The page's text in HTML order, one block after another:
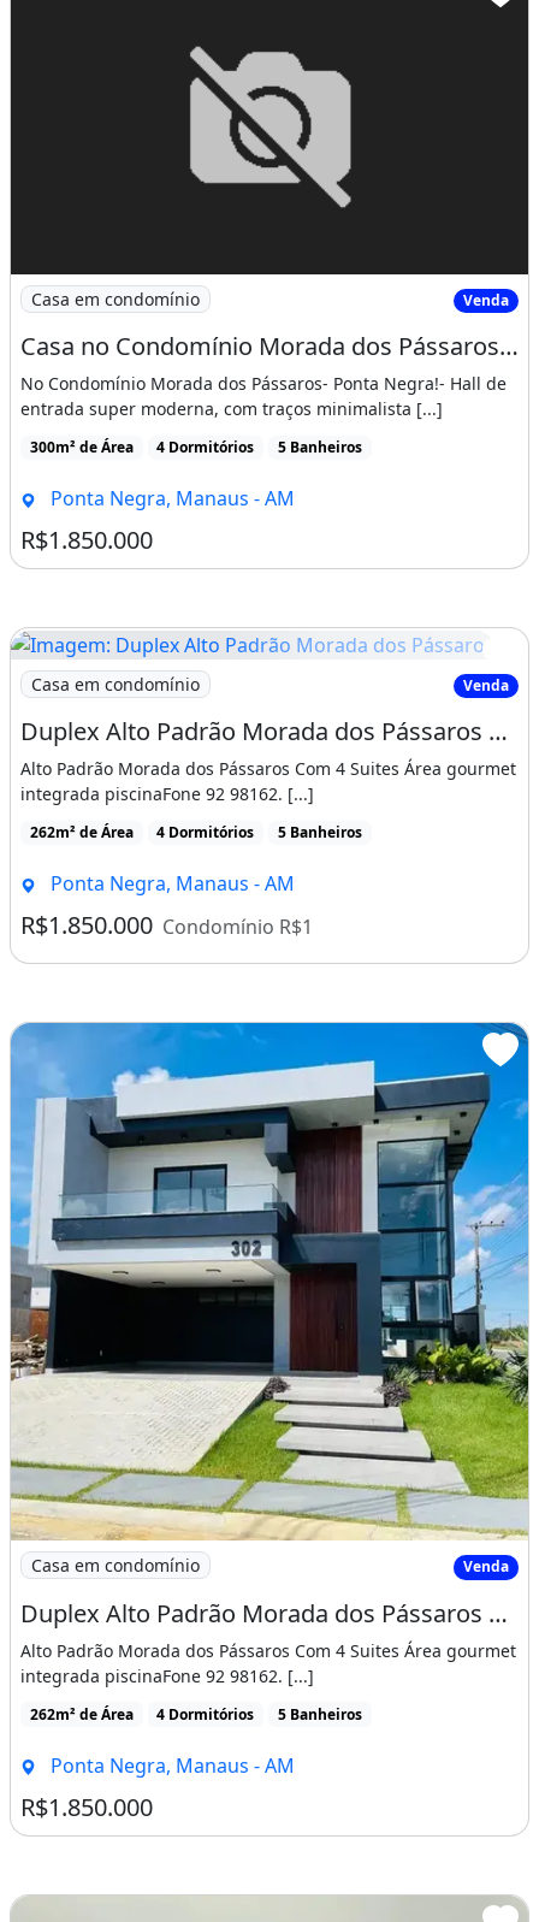
Porcelanato nobres nos banheiros e escadas;
Mansão pronta pra morar!
Um verdadeiro espetáculo!
Churrasqueira Guarda roupa
Varanda
Área de serviço
Imagem: Casa no Condomínio Morada dos Pássaros
Casa em condomínio Venda
Casa no Condomínio Morada dos Pássaros - 03 Suítes em Fino Acabamento
No Condomínio Morada dos Pássaros- Ponta Negra!- Hall de
entrada super moderna, com traços minimalista [...]
300m² de Área 4 Dormitórios 5 Banheiros
Ponta Negra, Manaus - AM
R$1.850.000
Imagem: Duplex Alto Padrão Morada dos Pássaros
Casa em condomínio Venda
Duplex Alto Padrão Morada dos Pássaros com 4 Suites
Alto Padrão Morada dos Pássaros Com 4 Suites Área gourmet
integrada piscinaFone 92 98162. [...]
262m² de Área 4 Dormitórios 5 Banheiros
Ponta Negra, Manaus - AM
R$1.850.000 Condomínio R$1
Imagem: Duplex Alto Padrão Morada dos Pássaros
Casa em condomínio Venda
Duplex Alto Padrão Morada dos Pássaros com 4 Suites
Alto Padrão Morada dos Pássaros Com 4 Suites Área gourmet
integrada piscinaFone 92 98162. [...]
262m² de Área 4 Dormitórios 5 Banheiros
Ponta Negra, Manaus - AM
R$1.850.000